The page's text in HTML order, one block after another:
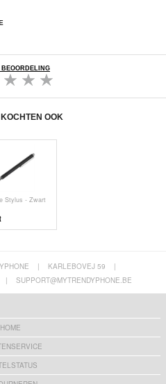
OOK
Stylus - Zwart
| KARLEBOVEJ 59
|
| SUPPORT@MYTRENDYPHONE.BE
HOME